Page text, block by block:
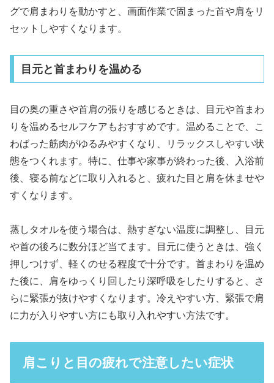
グで肩まわりを動かすと、画面作業で固まった首や肩をリ
セットしやすくなります。
目元と首まわりを温める
目の奥の重さや首肩の張りを感じるときは、目元や首まわ
りを温めるセルフケアもおすすめです。温めることで、こ
わばった筋肉がゆるみやすくなり、リラックスしやすい状
態をつくれます。特に、仕事や家事が終わった後、入浴前
後、寝る前などに取り入れると、疲れた目と肩を休ませや
すくなります。
蒸しタオルを使う場合は、熱すぎない温度に調整し、目元
や首の後ろに数分ほど当てます。目元に使うときは、強く
押しつけず、軽くのせる程度で十分です。首まわりを温め
た後に、肩をゆっくり回したり深呼吸をしたりすると、さ
らに緊張が抜けやすくなります。冷えやすい方、緊張で肩
に力が入りやすい方にも取り入れやすい方法です。
肩こりと目の疲れで注意したい症状